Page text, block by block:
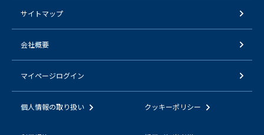
サイトマップ
会社概要
マイページログイン
個人情報の取り扱い クッキーポリシー